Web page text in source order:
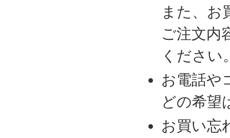
また、お
ご注文内
ください
お電話や
どの希望
お買い忘